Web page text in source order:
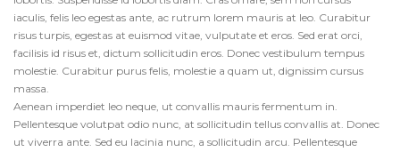
iaculis, felis leo egestas ante, ac rutrum lorem mauris at leo. Curabitur
risus turpis, egestas at euismod vitae, vulputate et eros. Sed erat orci,
facilisis id risus et, dictum sollicitudin eros. Donec vestibulum tempus
molestie. Curabitur purus felis, molestie a quam ut, dignissim cursus
massa.
Aenean imperdiet leo neque, ut convallis mauris fermentum in.
Pellentesque volutpat odio nunc, at sollicitudin tellus convallis at. Donec
ut viverra ante. Sed eu lacinia nunc, a sollicitudin arcu. Pellentesque